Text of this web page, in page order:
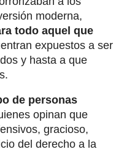
moderna,
todo aquel que
expuestos a ser
y hasta a que
de personas
opinan que
gracioso,
del derecho a la